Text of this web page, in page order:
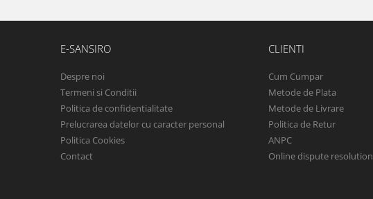
E-SANSIRO
Despre noi
Termeni si Conditii
Politica de confidentialitate
Prelucrarea datelor cu caracter personal
Politica Cookies
Contact
CLIENTI
Cum Cumpar
Metode de Plata
Metode de Livrare
Politica de Retur
ANPC
Online dispute resolution